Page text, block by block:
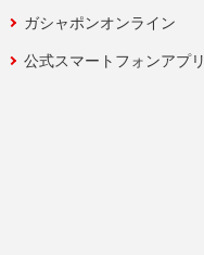
ガシャポンオンライン
公式スマートフォンアプリ